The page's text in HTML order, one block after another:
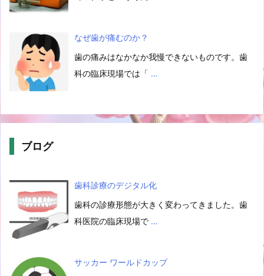
なぜ歯が痛むのか？
歯の痛みはなかなか我慢できないものです。歯
科の臨床現場では「 …
ブログ
歯科診療のデジタル化
歯科の診療形態が大きく変わってきました。歯
科医院の臨床現場で …
サッカー ワールドカップ